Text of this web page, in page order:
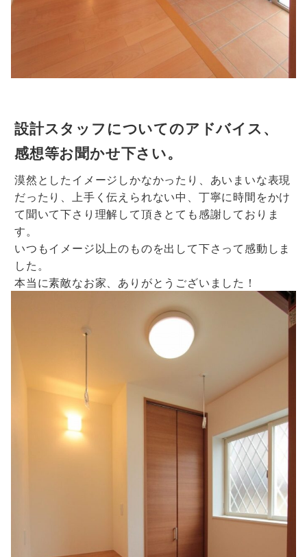
設計スタッフについてのアドバイス、
感想等お聞かせ下さい。
漠然としたイメージしかなかったり、あいまいな表現
だったり、上手く伝えられない中、丁寧に時間をかけ
て聞いて下さり理解して頂きとても感謝しておりま
す。
いつもイメージ以上のものを出して下さって感動しま
した。
本当に素敵なお家、ありがとうございました！